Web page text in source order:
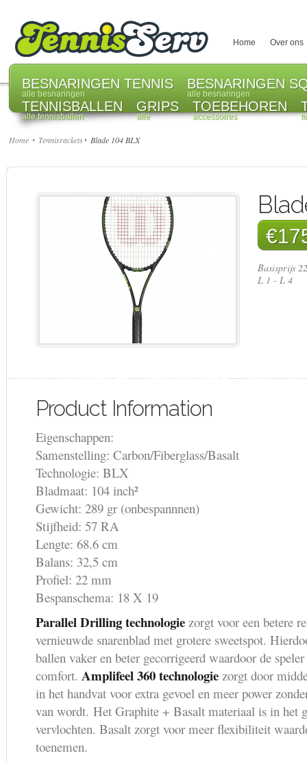
Home Over ons
BESNARINGEN TENNIS
alle besnaringen
BESNARINGEN
alle besnaringen
TENNISBALLEN
alle tennisballen
GRIPS
alle
TOEBEHOREN
accessoires
Home Tennisrackets Blade 104 BLX
Basisprijs
L 1 - L 4
Product Information
Eigenschappen:
Samenstelling: Carbon/Fiberglass/Basalt
Technologie: BLX
Bladmaat: 104 inch²
Gewicht: 289 gr (onbespannnen)
Stijfheid: 57 RA
Lengte: 68.6 cm
Balans: 32,5 cm
Profiel: 22 mm
Bespanschema: 18 X 19
Parallel Drilling technologie zorgt voor een betere
vernieuwde snarenblad met grotere sweetspot.
ballen vaker en beter gecorrigeerd waardoor de
comfort. Amplifeel 360 technologie zorgt door
in het handvat voor extra gevoel en meer power
van wordt. Het Graphite + Basalt materiaal is in het
vervlochten. Basalt zorgt voor meer flexibiliteit
toenemen.